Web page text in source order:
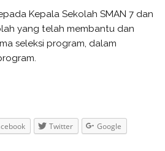
Kepala Sekolah SMAN 7 dan
yang telah membantu dan
seleksi program, dalam
Twitter
Google